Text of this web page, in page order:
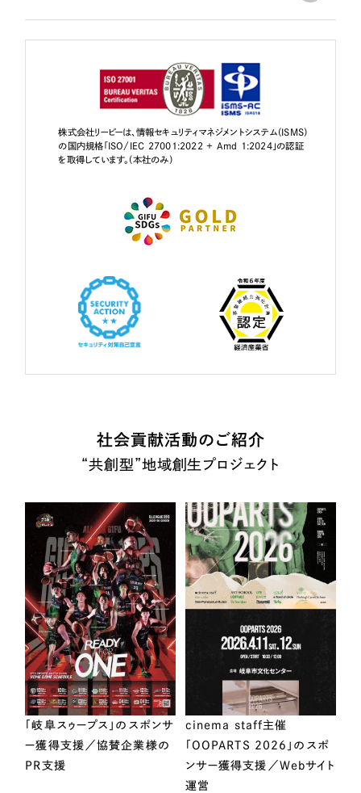
株式会社リーピーは、情報セキュリティマネジメントシステム（ISMS）
の国内規格「ISO/IEC 27001:2022 + Amd 1:2024」の認証
を取得しています。（本社のみ）
社会貢献活動のご紹介
“共創型”地域創生プロジェクト
「岐阜スゥープス」のスポンサ
ー獲得支援／協賛企業様の
PR支援
cinema staff主催
「OOPARTS 2026」のスポ
ンサー獲得支援／Webサイト
運営